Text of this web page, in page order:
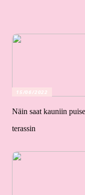
15/06/2022
Näin saat kauniin
terassin